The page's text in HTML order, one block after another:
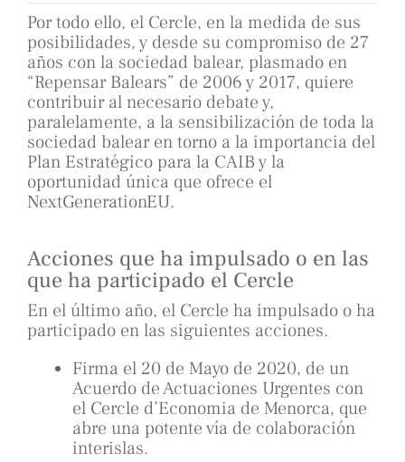
Por todo ello, el Cercle, en la medida de sus
posibilidades, y desde su compromiso de 27
años con la sociedad balear, plasmado en
“Repensar Balears” de 2006 y 2017, quiere
contribuir al necesario debate y,
paralelamente, a la sensibilización de toda la
sociedad balear en torno a la importancia del
Plan Estratégico para la CAIB y la
oportunidad única que ofrece el
NextGenerationEU.
Acciones que ha impulsado o en las
que ha participado el Cercle
En el último año, el Cercle ha impulsado o ha
participado en las siguientes acciones.
Firma el 20 de Mayo de 2020, de un
Acuerdo de Actuaciones Urgentes con
el Cercle d’Economia de Menorca, que
abre una potente vía de colaboración
interislas.